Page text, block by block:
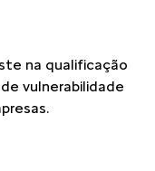
na qualificação
vulnerabilidade